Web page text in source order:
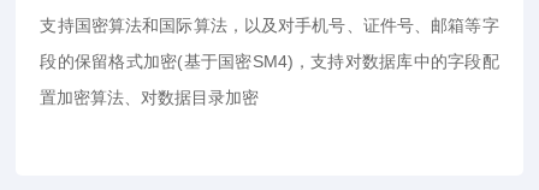
支持国密算法和国际算法，以及对手机号、证件号、邮箱等字
段的保留格式加密(基于国密SM4)，支持对数据库中的字段配
置加密算法、对数据目录加密